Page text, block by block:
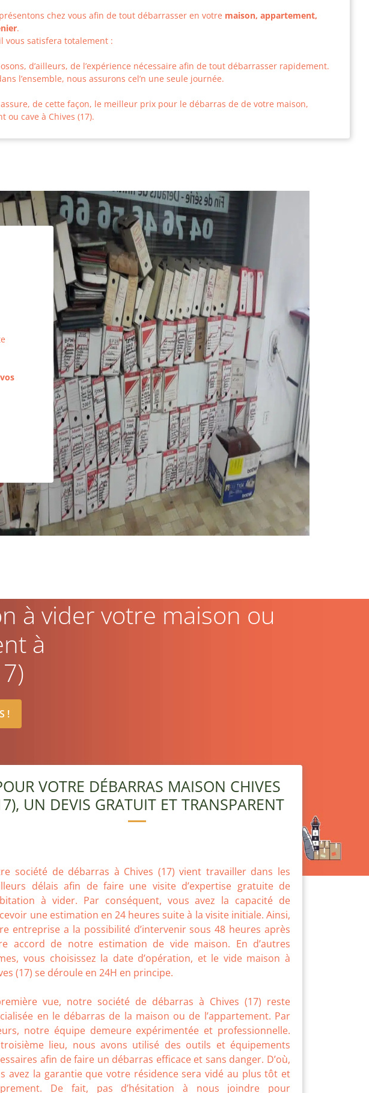
chez vous afin de tout débarrasser en votre maison, appartement,
.
vous satisfera totalement :
d’ailleurs, de l’expérience nécessaire afin de tout débarrasser rapidement.
l’ensemble, nous assurons cel’n une seule journée.
assure, de cette façon, le meilleur prix pour le débarras de de votre maison,
ou cave à Chives (17).
à vider votre maison ou
à
!
VOTRE DÉBARRAS MAISON CHIVES
UN DEVIS GRATUIT ET TRANSPARENT
société de débarras à Chives (17) vient travailler dans les
délais afin de faire une visite d’expertise gratuite de
à vider. Par conséquent, vous avez la capacité de
une estimation en 24 heures suite à la visite initiale. Ainsi,
entreprise a la possibilité d’intervenir sous 48 heures après
accord de notre estimation de vide maison. En d’autres
vous choisissez la date d’opération, et le vide maison à
(17) se déroule en 24H en principe.
vue, notre société de débarras à Chives (17) reste
en le débarras de la maison ou de l’appartement. Par
notre équipe demeure expérimentée et professionnelle.
lieu, nous avons utilisé des outils et équipements
afin de faire un débarras efficace et sans danger. D’où,
avez la garantie que votre résidence sera vidé au plus tôt et
De fait, pas d’hésitation à nous joindre pour